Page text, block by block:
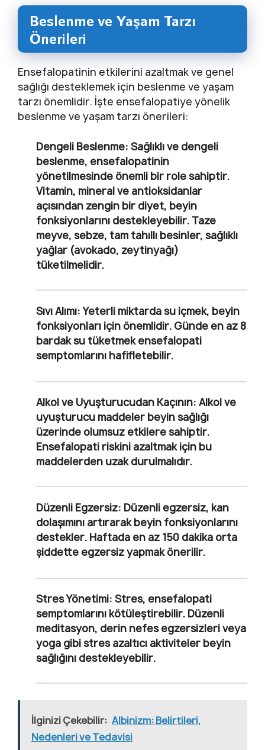
Beslenme ve Yaşam Tarzı
Önerileri
Ensefalopatinin etkilerini azaltmak ve genel
sağlığı desteklemek için beslenme ve yaşam
tarzı önemlidir. İşte ensefalopatiye yönelik
beslenme ve yaşam tarzı önerileri:
Dengeli Beslenme: Sağlıklı ve dengeli
beslenme, ensefalopatinin
yönetilmesinde önemli bir role sahiptir.
Vitamin, mineral ve antioksidanlar
açısından zengin bir diyet, beyin
fonksiyonlarını destekleyebilir. Taze
meyve, sebze, tam tahıllı besinler, sağlıklı
yağlar (avokado, zeytinyağı)
tüketilmelidir.
Sıvı Alımı:Yeterli miktarda su içmek, beyin
fonksiyonları için önemlidir. Günde en az 8
bardak su tüketmek ensefalopati
semptomlarını hafifletebilir.
Alkol ve Uyuşturucudan Kaçının: Alkol ve
uyuşturucu maddeler beyin sağlığı
üzerinde olumsuz etkilere sahiptir.
Ensefalopati riskini azaltmak için bu
maddelerden uzak durulmalıdır.
Düzenli Egzersiz: Düzenli egzersiz, kan
dolaşımını artırarak beyin fonksiyonlarını
destekler. Haftada en az 150 dakika orta
şiddette egzersiz yapmak önerilir.
Stres Yönetimi: Stres, ensefalopati
semptomlarını kötüleştirebilir. Düzenli
meditasyon, derin nefes egzersizleri veya
yoga gibi stres azaltıcı aktiviteler beyin
sağlığını destekleyebilir.
İlginizi Çekebilir: Albinizm: Belirtileri,
Nedenleri ve Tedavisi